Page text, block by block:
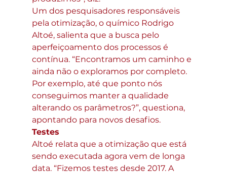
Um dos pesquisadores responsáveis
pela otimização, o químico Rodrigo
Altoé, salienta que a busca pelo
aperfeiçoamento dos processos é
contínua. “Encontramos um caminho e
ainda não o exploramos por completo.
Por exemplo, até que ponto nós
conseguimos manter a qualidade
alterando os parâmetros?”, questiona,
apontando para novos desafios.
Testes
Altoé relata que a otimização que está
sendo executada agora vem de longa
data. “Fizemos testes desde 2017. A